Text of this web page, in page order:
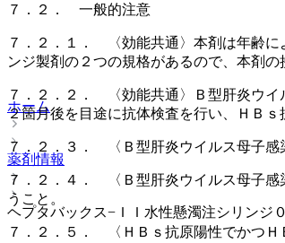
７．２． 一般的注意
７．２．１． 〈効能共通〉本剤は年齢に
ンジ製剤の２つの規格があるので、本剤
７．２．２． 〈効能共通〉Ｂ型肝炎ウイ
２箇月後を目途に抗体検査を行い、ＨＢ
７．２．３． 〈Ｂ型肝炎ウイルス母子感
７．２．４． 〈Ｂ型肝炎ウイルス母子感
うこと。
７．２．５． 〈ＨＢｓ抗原陽性でかつＨ
ホーム
薬剤情報
ヘプタバックス−ＩＩ水性懸濁注シリンジ